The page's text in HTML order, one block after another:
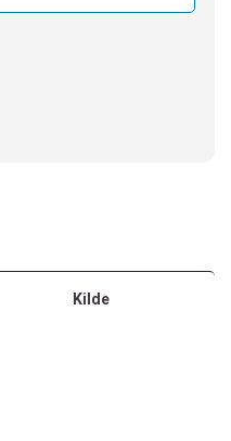
Kilde